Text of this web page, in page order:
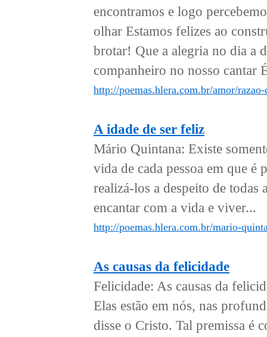
encontramos e logo
olhar Estamos felizes ao
brotar! Que a alegria no dia a
companheiro no nosso cantar
http://poemas.hlera.com.br/amor/
A idade de ser feliz
Mário Quintana: Existe
vida de cada pessoa em que é
realizá-los a despeito de todas
encantar com a vida e viver...
http://poemas.hlera.com.br/mario-
As causas da felicidade
Felicidade: As causas da
Elas estão em nós, nas
disse o Cristo. Tal premissa é